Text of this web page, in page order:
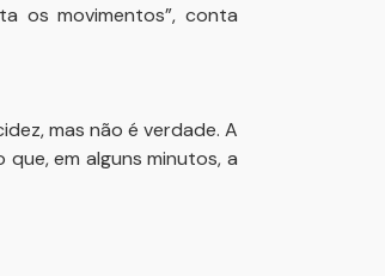
os movimentos”, conta
mas não é verdade. A
em alguns minutos, a